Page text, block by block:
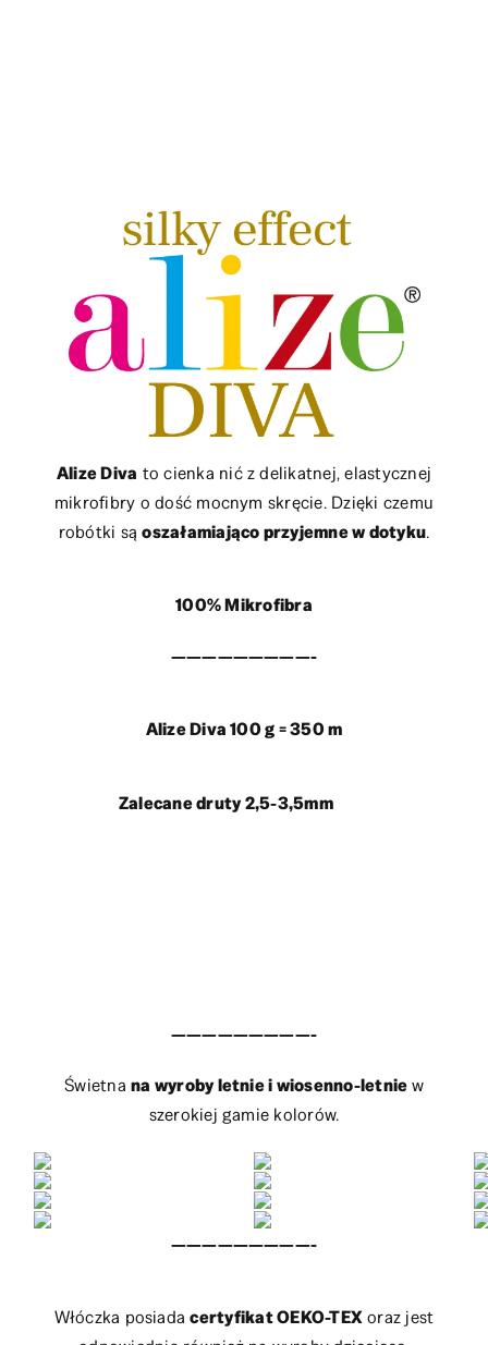
Alize Diva to cienka nić z delikatnej, elastycznej
mikrofibry o dość mocnym skręcie. Dzięki czemu
robótki sąoszałamiająco przyjemne w dotyku.
100% Mikrofibra
—————————-
Alize Diva 100 g = 350 m
Zalecane druty 2,5-3,5mm
—————————-
Świetnana wyroby letnie i wiosenno-letniew
szerokiej gamie kolorów.
—————————-
Włóczka posiadacertyfikat OEKO-TEXoraz jest